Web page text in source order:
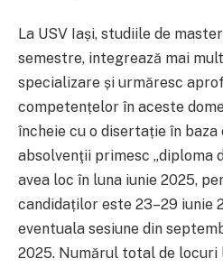
La USV Iași, studiile de
semestre, integrează mai
specializare și urmăresc
competențelor în aceste
încheie cu o disertație în
absolvenţii primesc „diploma
avea loc în luna iunie 2025,
candidaților este 23–29 iunie
eventuala sesiune din
2025. Numărul total de locuri